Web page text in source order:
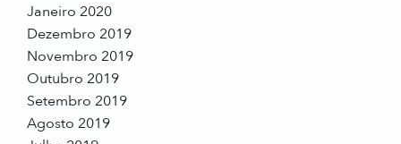
Janeiro 2020
Dezembro 2019
Novembro 2019
Outubro 2019
Setembro 2019
Agosto 2019